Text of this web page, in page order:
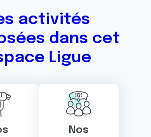
activités
dans cet
Ligue
Nos